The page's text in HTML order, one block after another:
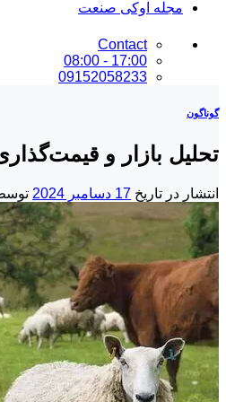
مجله اوکی صنعت
Contact
17:00 - 08:00
09152058233
گوناگون
تحلیل بازار و
انتشار در تاریخ 17 دسامبر 2024